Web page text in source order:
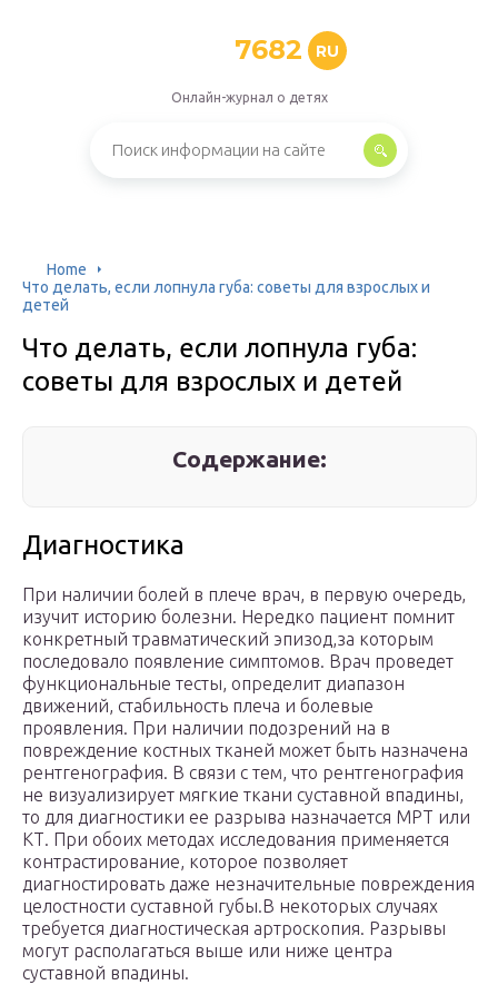
7682 RU
Онлайн-журнал о детях
Home
Что делать, если лопнула губа: советы для взрослых и
детей
Что делать, если лопнула губа:
советы для взрослых и детей
Содержание:
Диагностика
При наличии болей в плече врач, в первую очередь,
изучит историю болезни. Нередко пациент помнит
конкретный травматический эпизод,за которым
последовало появление симптомов. Врач проведет
функциональные тесты, определит диапазон
движений, стабильность плеча и болевые
проявления. При наличии подозрений на в
повреждение костных тканей может быть назначена
рентгенография. В связи с тем, что рентгенография
не визуализирует мягкие ткани суставной впадины,
то для диагностики ее разрыва назначается МРТ или
КТ. При обоих методах исследования применяется
контрастирование, которое позволяет
диагностировать даже незначительные повреждения
целостности суставной губы.В некоторых случаях
требуется диагностическая артроскопия. Разрывы
могут располагаться выше или ниже центра
суставной впадины.